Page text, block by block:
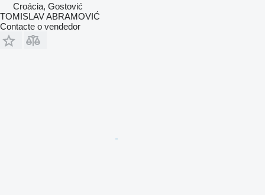
Croácia, Gostović
TOMISLAV ABRAMOVIĆ
Contacte o vendedor